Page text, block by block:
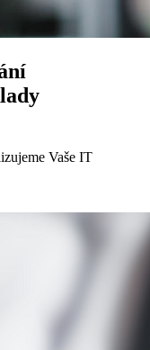
Vaše IT